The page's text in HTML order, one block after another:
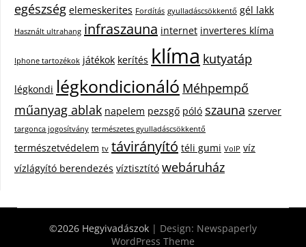
egészség elemeskerites Fordítás gyulladáscsökkentő gél lakk
Használt ultrahang infraszauna internet inverteres klíma
Iphone tartozékok játékok kerítés klíma kutyatáp
légkondi légkondicionáló Méhpempő
műanyag ablak napelem pezsgő póló szauna szerver
targonca jogosítvány természetes gyulladáscsökkentő
természetvédelem tv távirányító téli gumi VoIP víz
vízlágyító berendezés víztisztító webáruház
©2026 Hegyivadászok | Design: Newspaperly
WordPress Theme